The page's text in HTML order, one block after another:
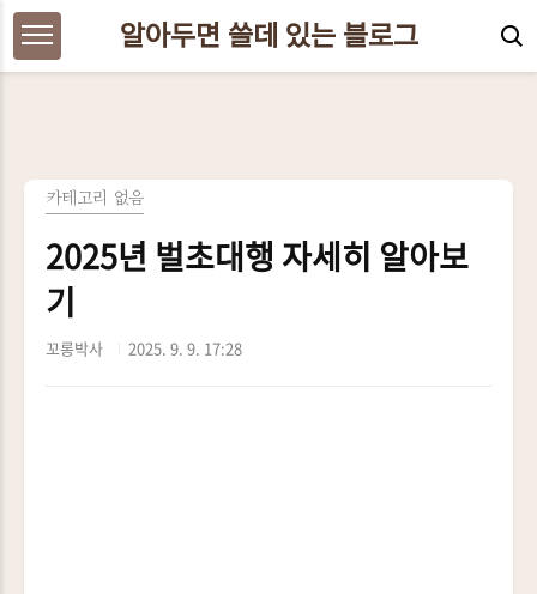
본문 바로가기
알아두면 쓸데 있는 블로그
카테고리 없음
2025년 벌초대행 자세히 알아보
기
꼬롱박사 2025. 9. 9. 17:28